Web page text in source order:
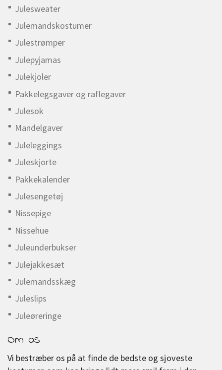
Julesweater
Julemandskostumer
Julestrømper
Julepyjamas
Julekjoler
Pakkelegsgaver og raflegaver
Julesok
Mandelgaver
Juleleggings
Juleskjorte
Pakkekalender
Julesengetøj
Nissepige
Nissehue
Juleunderbukser
Julejakkesæt
Julemandsskæg
Juleslips
Juleøreringe
Om os
Vi bestræber os på at finde de bedste og sjoveste